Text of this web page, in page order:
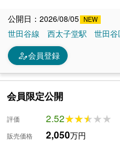
公開日：2026/08/05
世田谷線
西太子堂駅 世田谷
person_edit会員登録
会員限定公開
評価 2.52★★★★★
★★★★★
販売価格 2,050万円